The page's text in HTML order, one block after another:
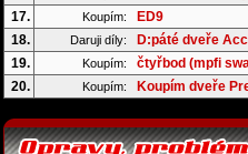
17. Koupím: ED9
18. Daruji díly: D:páté dveře
19. Koupím: čtyřbod (mpfi
20. Koupím: Koupím dveře